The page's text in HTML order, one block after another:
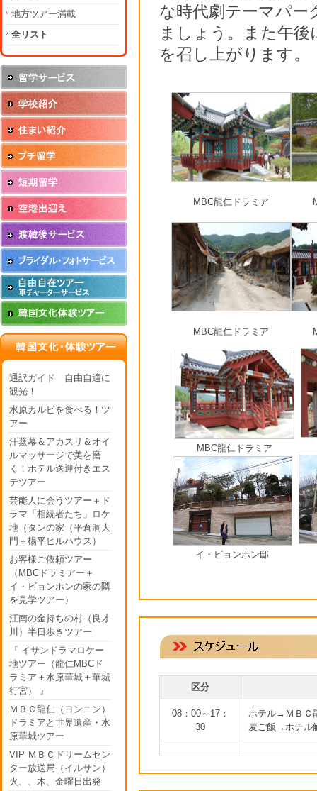
地方ツアー満載
全リスト
通訳ガイド 自由自適に
観光！
水原カルビを食べる！ツ
アー
汗蒸幕＆アカスリ＆オイ
ルマッサージで美を磨
く！ホテル送迎付きエス
テツアー
芸能人に会うツアー＋ド
ラマ「相続者たち」ロケ
地（タンの家（平倉洞大
門＋楊平ヒルハウス）
お客様ご依頼ツアー
（MBCドラミアー＋
イ・ビョンホンの家の隣
を見学ツアー）
江南の金持ちの村（良才
川）半日歩きツアー
『 イサンドラマロケー
地ツアー（龍仁MBCド
ラミア＋水原華城＋華城
行宮） 』
ＭＢＣ龍仁（ヨンニン）
ドラミアと世界遺産・水
原華城ツアー
VIP ＭＢＣドリームセン
ター放送局（イルサン）
火、、木、金曜日出発
な時代劇テーマパ
ましょう。また午
を召し上がります。
MBC龍仁ドラミア
MBC龍仁ドラミア
MBC龍仁ドラミア
イ・ビョンホン邸
区分
08：00～17：
30
ホテル→ＭＢＣ
麦ご飯→ホテル